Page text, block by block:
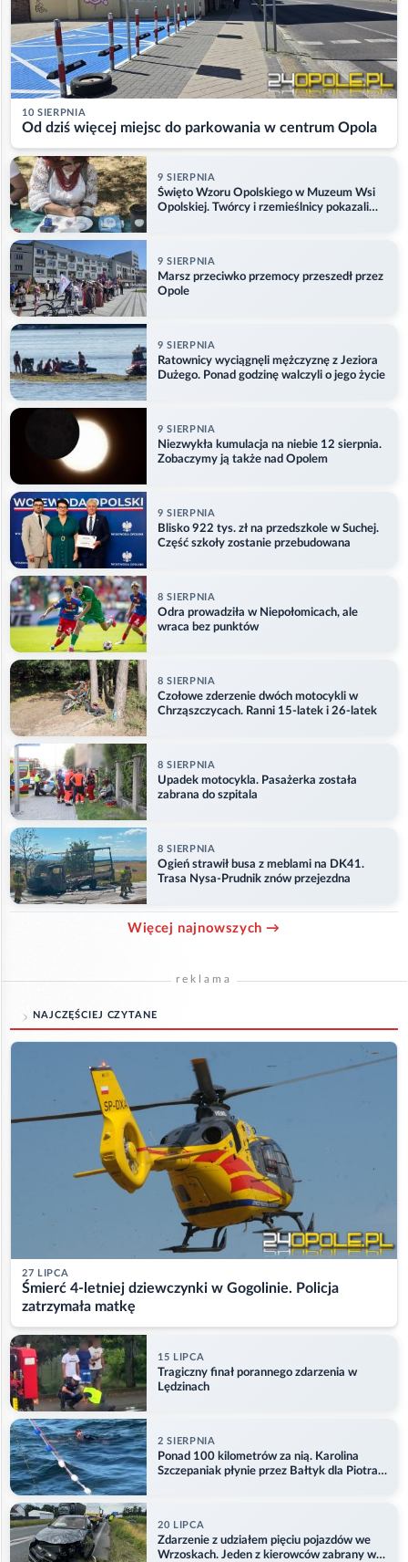
10 SIERPNIA
Od dziś więcej miejsc do parkowania w centrum Opola
9 SIERPNIA
Święto Wzoru Opolskiego w Muzeum Wsi
Opolskiej. Twórcy i rzemieślnicy pokazali
9 SIERPNIA
Marsz przeciwko przemocy przeszedł przez
Opole
9 SIERPNIA
Ratownicy wyciągnęli mężczyznę z Jeziora
Dużego. Ponad godzinę walczyli o jego życie
9 SIERPNIA
Niezwykła kumulacja na niebie 12 sierpnia.
Zobaczymy ją także nad Opolem
9 SIERPNIA
Blisko 922 tys. zł na przedszkole w Suchej.
Część szkoły zostanie przebudowana
8 SIERPNIA
Odra prowadziła w Niepołomicach, ale
wraca bez punktów
8 SIERPNIA
Czołowe zderzenie dwóch motocykli w
Chrząszczycach. Ranni 15-latek i 26-latek
8 SIERPNIA
Upadek motocykla. Pasażerka została
zabrana do szpitala
8 SIERPNIA
Ogień strawił busa z meblami na DK41.
Trasa Nysa-Prudnik znów przejezdna
Więcej najnowszych →
reklama
NAJCZĘŚCIEJ CZYTANE
27 LIPCA
Śmierć 4-letniej dziewczynki w Gogolinie. Policja
zatrzymała matkę
15 LIPCA
Tragiczny finał porannego zdarzenia w
Lędzinach
2 SIERPNIA
Ponad 100 kilometrów za nią. Karolina
Szczepaniak płynie przez Bałtyk dla Piotra.
20 LIPCA
Zdarzenie z udziałem pięciu pojazdów we
Wrzoskach. Jeden z kierowców zabrany w